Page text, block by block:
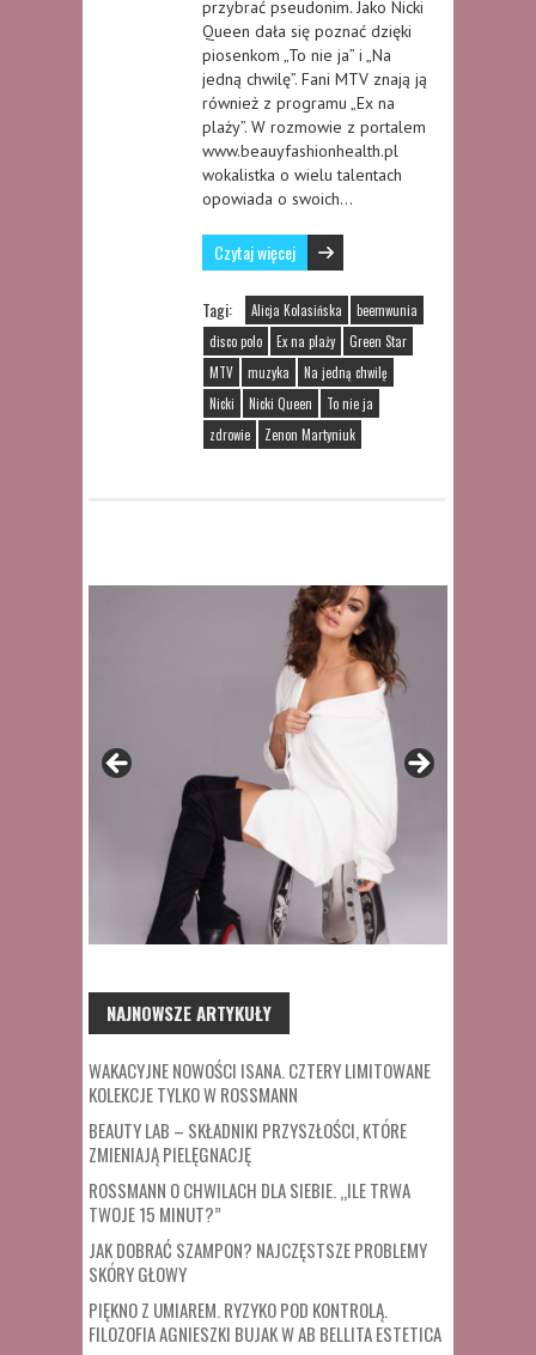
przybrać pseudonim. Jako Nicki
Queen dała się poznać dzięki
piosenkom „To nie ja” i „Na
jedną chwilę”. Fani MTV znają ją
również z programu „Ex na
plaży”. W rozmowie z portalem
www.beauyfashionhealth.pl
wokalistka o wielu talentach
opowiada o swoich…
Czytaj więcej
Tagi: Alicja Kolasińska
beemwunia
disco polo
Ex na plaży
Green Star
MTV
muzyka
Na jedną chwilę
Nicki
Nicki Queen
To nie ja
zdrowie
Zenon Martyniuk
NAJNOWSZE ARTYKUŁY
WAKACYJNE NOWOŚCI ISANA. CZTERY LIMITOWANE
KOLEKCJE TYLKO W ROSSMANN
BEAUTY LAB – SKŁADNIKI PRZYSZŁOŚCI, KTÓRE
ZMIENIAJĄ PIELĘGNACJĘ
ROSSMANN O CHWILACH DLA SIEBIE. „ILE TRWA
TWOJE 15 MINUT?”
JAK DOBRAĆ SZAMPON? NAJCZĘSTSZE PROBLEMY
SKÓRY GŁOWY
PIĘKNO Z UMIAREM. RYZYKO POD KONTROLĄ.
FILOZOFIA AGNIESZKI BUJAK W AB BELLITA ESTETICA